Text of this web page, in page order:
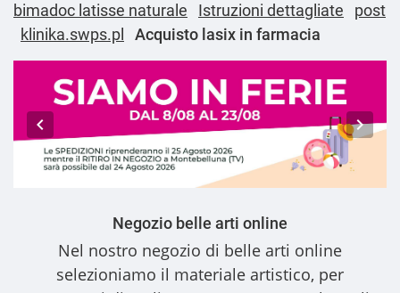
bimadoc latisse naturale
Istruzioni dettagliate
post
klinika.swps.pl
Acquisto lasix in farmacia
Negozio belle arti online
Nel nostro negozio di belle arti online
selezioniamo il materiale artistico, per